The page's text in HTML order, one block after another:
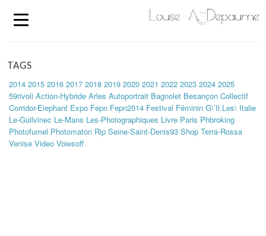
TAGS
2014 2015 2016 2017 2018 2019 2020 2021 2022 2023 2024 2025
59rivoli Action-Hybride Arles Autoportrait Bagnolet Besançon Collectif
Corridor-Elephant Expo Fepn Fepn2014 Festival Féminin G\’il.les\ Italie
Le-Guilvinec Le-Mans Les-Photographiques Livre Paris Phbroking
Photofumel Photomaton Rip Seine-Saint-Denis93 Shop Terra-Rossa
Venise Video Voiesoff